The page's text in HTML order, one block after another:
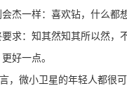
杰一样： 喜欢钻，什么都
求：知其然知其所以然，
更好一点。
微小卫星的年轻人都很可